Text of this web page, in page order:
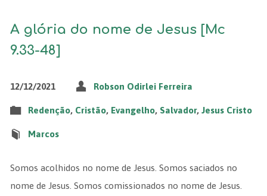
A glória do nome de Jesus [Mc
9.33-48]
12/12/2021 Robson Odirlei Ferreira
Redenção, Cristão, Evangelho, Salvador, Jesus Cristo
Marcos
Somos acolhidos no nome de Jesus. Somos saciados no
nome de Jesus. Somos comissionados no nome de Jesus.